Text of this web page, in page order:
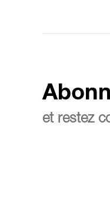
et restez